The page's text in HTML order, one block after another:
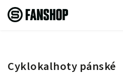
Cyklokalhoty pánské